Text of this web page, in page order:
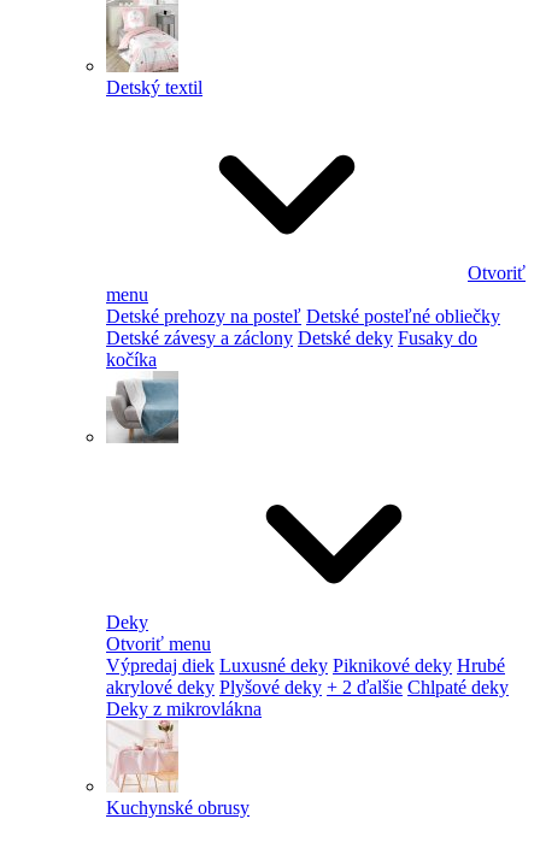
Detský textil
Otvoriť
menu
Detské prehozy na posteľ Detské posteľné obliečky
Detské závesy a záclony Detské deky Fusaky do
kočíka
Deky
Otvoriť menu
Výpredaj diek Luxusné deky Piknikové deky Hrubé
akrylové deky Plyšové deky + 2 ďalšie Chlpaté deky
Deky z mikrovlákna
Kuchynské obrusy